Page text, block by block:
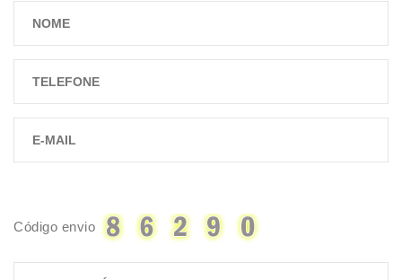
Código envio